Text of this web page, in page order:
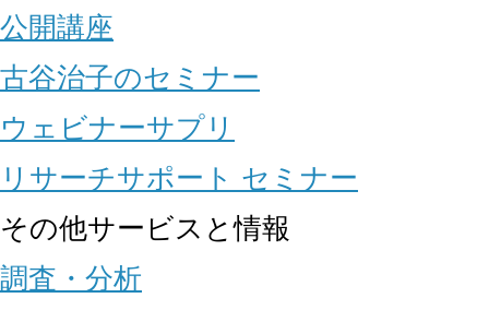
公開講座
古谷治子のセミナー
ウェビナーサプリ
リサーチサポート セミナー
その他サービスと情報
調査・分析